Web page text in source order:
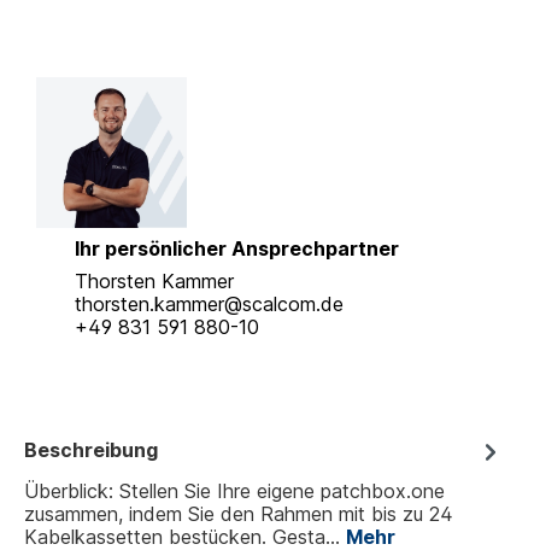
Ihr persönlicher Ansprechpartner
Thorsten Kammer
thorsten.kammer@scalcom.de
+49 831 591 880-10
Beschreibung
Überblick: Stellen Sie Ihre eigene patchbox.one
zusammen, indem Sie den Rahmen mit bis zu 24
Kabelkassetten bestücken. Gesta… Mehr